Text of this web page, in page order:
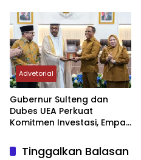
Advetorial
Gubernur Sulteng dan
Dubes UEA Perkuat
Komitmen Investasi, Empat
Tinggalkan Balasan